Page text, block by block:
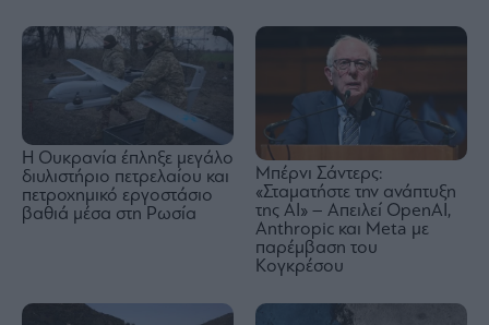
Η Ουκρανία έπληξε μεγάλο
διυλιστήριο πετρελαίου και
πετροχημικό εργοστάσιο
βαθιά μέσα στη Ρωσία
Μπέρνι Σάντερς:
«Σταματήστε την ανάπτυξη
της AI» – Απειλεί OpenAI,
Anthropic και Meta με
παρέμβαση του
Κογκρέσου